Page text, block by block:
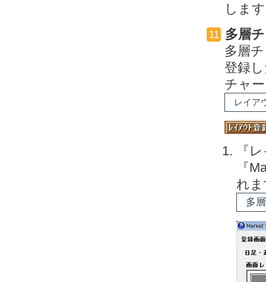
しま
11
多層
多層
登録
チャ
レイア
『
『
れ
多